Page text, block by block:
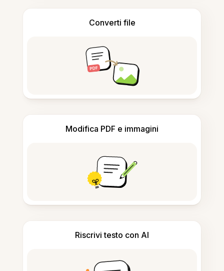
Converti file
Modifica PDF e immagini
Riscrivi testo con AI